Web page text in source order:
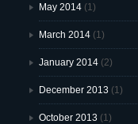
May 2014 (1)
March 2014 (1)
January 2014 (2)
December 2013 (1)
October 2013 (1)